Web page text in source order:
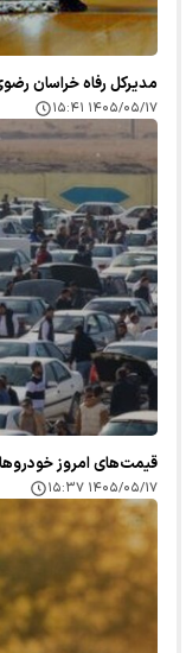
مدیرکل رفاه خراسان
۱۴۰۵/۰۵/۱۷ ۱۵:۴۱
قیمت‌های امروز
۱۴۰۵/۰۵/۱۷ ۱۵:۳۷